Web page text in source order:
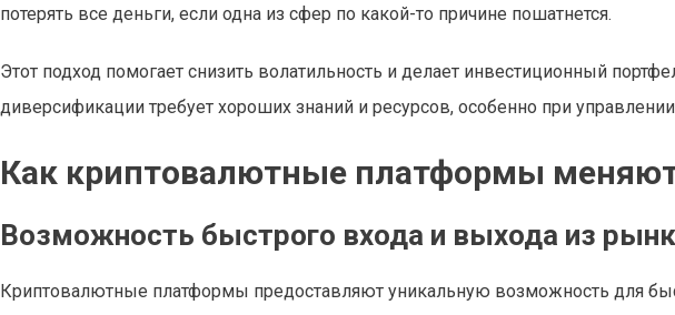
потерять все деньги, если одна из сфер по какой-то причине пошатнется.
Этот подход помогает снизить волатильность и делает инвестиционный
диверсификации требует хороших знаний и ресурсов, особенно при
Как криптовалютные платформы меняют
Возможность быстрого входа и выхода из
Криптовалютные платформы предоставляют уникальную возможность для